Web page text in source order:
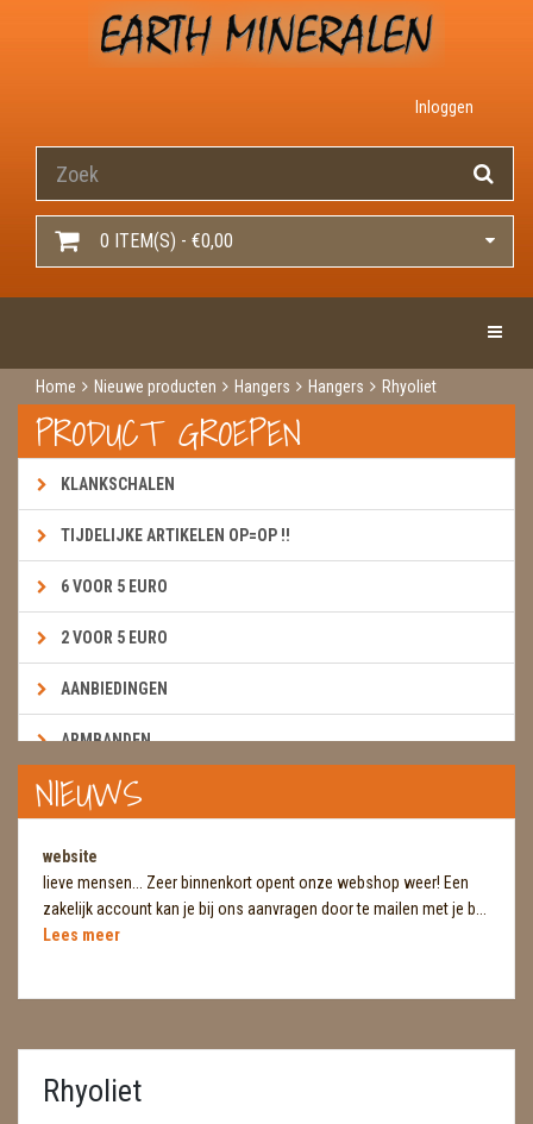
Inloggen
0 ITEM(S) - €0,00
Home Nieuwe producten Hangers Hangers Rhyoliet
PRODUCT GROEPEN
KLANKSCHALEN
TIJDELIJKE ARTIKELEN OP=OP !!
6 VOOR 5 EURO
2 VOOR 5 EURO
AANBIEDINGEN
ARMBANDEN
BOEKEN & KAARTEN E.A.R.T.H.
BROEKZAKSTENEN
CADEAUBONNEN
DIERTJES
DIVERSE
ENGELEN
NIEUWS
website
lieve mensen... Zeer binnenkort opent onze webshop weer! Een
zakelijk account kan je bij ons aanvragen door te mailen met je b...
Lees meer
Rhyoliet